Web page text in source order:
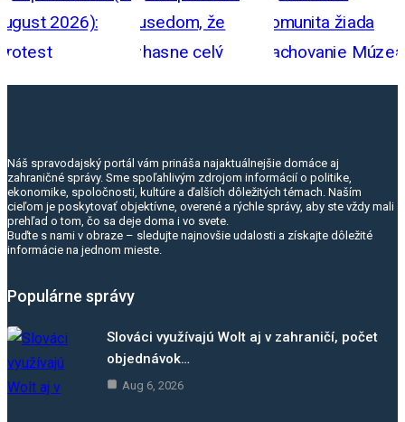
Náš spravodajský portál vám prináša najaktuálnejšie domáce aj
zahraničné správy. Sme spoľahlivým zdrojom informácií o politike,
ekonomike, spoločnosti, kultúre a ďalších dôležitých témach. Naším
cieľom je poskytovať objektívne, overené a rýchle správy, aby ste vždy mali
prehľad o tom, čo sa deje doma i vo svete.
Buďte s nami v obraze – sledujte najnovšie udalosti a získajte dôležité
informácie na jednom mieste.
Populárne správy
Slováci využívajú Wolt aj v zahraničí, počet
objednávok…
Aug 6, 2026